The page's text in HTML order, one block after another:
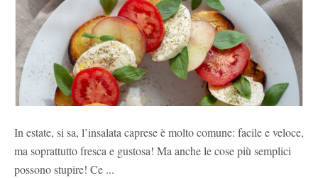
In estate, si sa, l’insalata caprese è molto comune: facile e veloce,
ma soprattutto fresca e gustosa! Ma anche le cose più semplici
possono stupire! Ce ...